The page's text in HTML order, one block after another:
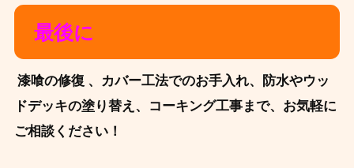
最後に
️ 漆喰の修復 、カバー工法でのお手入れ、
防水やウッ
ドデッキの塗り替え、コーキング工事まで、 お気軽に
ご相談ください！